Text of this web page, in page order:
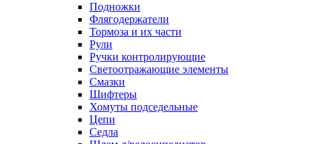
Подножки
Флягодержатели
Тормоза и их части
Рули
Ручки контролирующие
Светоотражающие элементы
Смазки
Шифтеры
Хомуты подседельные
Цепи
Седла